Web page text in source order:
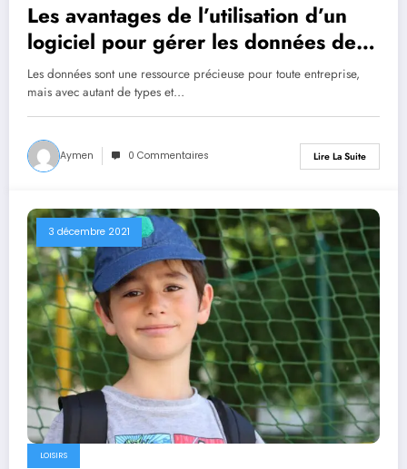
Les avantages de l’utilisation d’un
logiciel pour gérer les données de
votre entreprise
Les données sont une ressource précieuse pour toute entreprise,
mais avec autant de types et…
Aymen 0 Commentaires Lire La Suite
3 décembre 2021
LOISIRS